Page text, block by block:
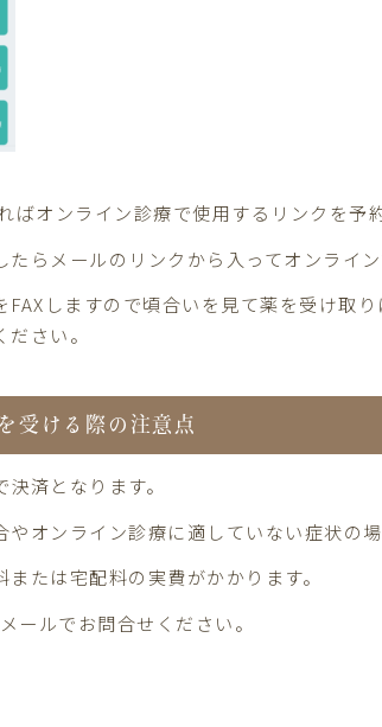
オンライン診療で使用するリンクを予
らメールのリンクから入ってオンライン
しますので頃合いを見て薬を受け取
さい。
受ける際の注意点
済となります。
オンライン診療に適していない症状の
たは宅配料の実費がかかります。
ールでお問合せください。